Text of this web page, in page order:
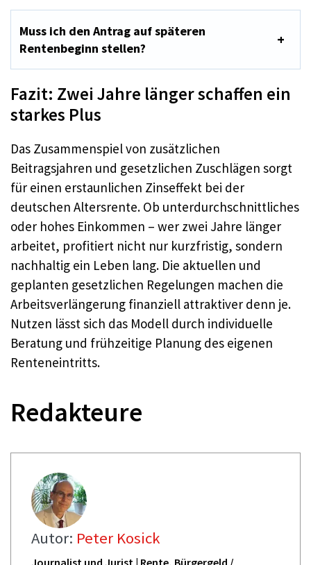
Muss ich den Antrag auf späteren
Rentenbeginn stellen?
Fazit: Zwei Jahre länger schaffen ein
starkes Plus
Das Zusammenspiel von zusätzlichen
Beitragsjahren und gesetzlichen Zuschlägen sorgt
für einen erstaunlichen Zinseffekt bei der
deutschen Altersrente. Ob unterdurchschnittliches
oder hohes Einkommen – wer zwei Jahre länger
arbeitet, profitiert nicht nur kurzfristig, sondern
nachhaltig ein Leben lang. Die aktuellen und
geplanten gesetzlichen Regelungen machen die
Arbeitsverlängerung finanziell attraktiver denn je.
Nutzen lässt sich das Modell durch individuelle
Beratung und frühzeitige Planung des eigenen
Renteneintritts.
Redakteure
Autor: Peter Kosick